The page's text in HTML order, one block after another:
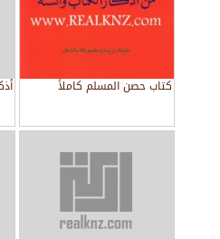
كتاب حصن المسلم كاملاً